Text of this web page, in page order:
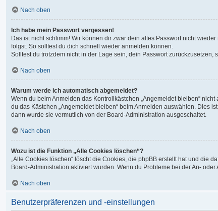
Nach oben
Ich habe mein Passwort vergessen!
Das ist nicht schlimm! Wir können dir zwar dein altes Passwort nicht
folgst. So solltest du dich schnell wieder anmelden können.
Solltest du trotzdem nicht in der Lage sein, dein Passwort
Nach oben
Warum werde ich automatisch abgemeldet?
Wenn du beim Anmelden das Kontrollkästchen „Angemeldet bleiben“
du das Kästchen „Angemeldet bleiben“ beim Anmelden auswählen. Dies
dann wurde sie vermutlich von der Board-Administration ausgeschaltet.
Nach oben
Wozu ist die Funktion „Alle Cookies löschen“?
„Alle Cookies löschen“ löscht die Cookies, die phpBB erstellt hat und die
Board-Administration aktiviert wurden. Wenn du Probleme bei der An-
Nach oben
Benutzerpräferenzen und -einstellungen